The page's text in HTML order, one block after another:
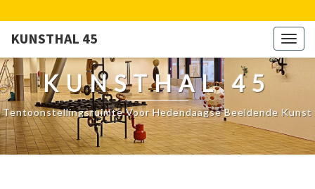
KUNSTHAL 45
KUNSTHAL 45
Tentoonstellingsruimte Voor Hedendaagse Beeldende Kunst